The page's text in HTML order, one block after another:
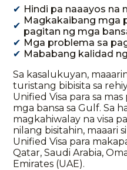
Hindi pa naaayos na
Magkakaibang mga
pagitan ng mga
Mga problema sa
Mababang kalidad
Sa kasalukuyan,
turistang bibisita sa
Unified Visa para sa
mga bansa sa Gulf. Sa
magkahiwalay na visa
nilang bisitahin, maaari
Unified Visa para
Qatar, Saudi Arabia,
Emirates (UAE).